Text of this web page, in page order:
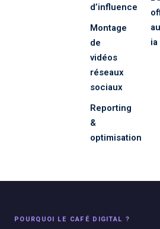
d’influence
Montage
de
vidéos
réseaux
sociaux
Reporting
&
optimisation
ia
POURQUOI LE CAFÉ DIGITAL ?